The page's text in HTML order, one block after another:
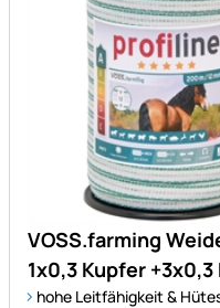
VOSS.farming
1x0,3 Kupfer
hohe Leitfähigkeit &